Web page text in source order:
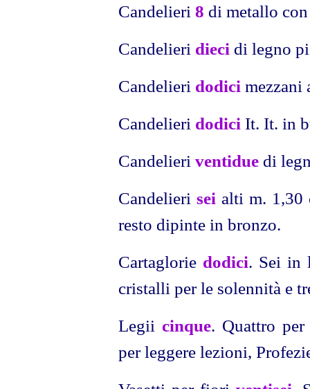
Candelieri8 di metallo
Candelieri dieci di legno
Candelieri dodici mezzani
Candelieri dodici It. It. in
Candelieriventidue di
Candelierisei alti m. 1,30
resto dipinte in bronzo.
Cartaglorie dodici. Sei in
cristalli per le solennità e
Legiicinque. Quattro
per leggere lezioni,